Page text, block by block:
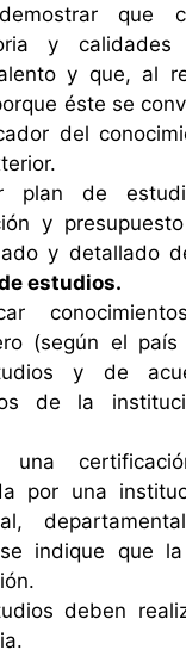
que
y calidades
y que, al
éste se
del
plan de
y
y detallado
estudios.
(según el país
y de
de la
una
por una
indique que
deben